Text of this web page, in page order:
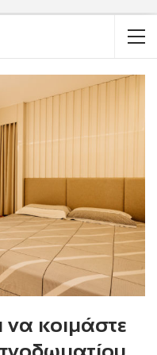
να κοιμάστε